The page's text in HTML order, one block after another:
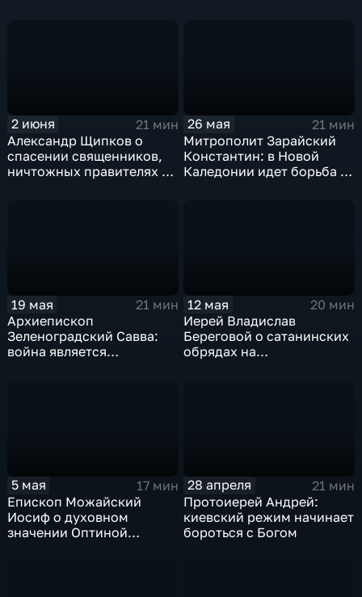
2 июня
21 мин
Александр Щипков о
спасении священников,
ничтожных правителях и
26 мая
21 мин
Митрополит Зарайский
Константин: в Новой
Каледонии идет борьба за
19 мая
21 мин
Архиепископ
Зеленоградский Савва:
война является
12 мая
20 мин
Иерей Владислав
Береговой о сатанинских
обрядах на
5 мая
17 мин
Епископ Можайский
Иосиф о духовном
значении Оптиной
28 апреля
21 мин
Протоиерей Андрей:
киевский режим начинает
бороться с Богом